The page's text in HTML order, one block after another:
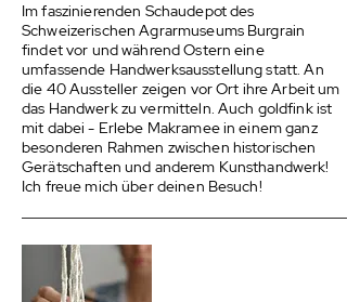
Im faszinierenden Schaudepot des
Schweizerischen Agrarmuseums Burgrain
findet vor und während Ostern eine
umfassende Handwerksausstellung statt. An
die 40 Aussteller zeigen vor Ort ihre Arbeit um
das Handwerk zu vermitteln. Auch goldfink ist
mit dabei - Erlebe Makramee in einem ganz
besonderen Rahmen zwischen historischen
Gerätschaften und anderem Kunsthandwerk!
Ich freue mich über deinen Besuch!